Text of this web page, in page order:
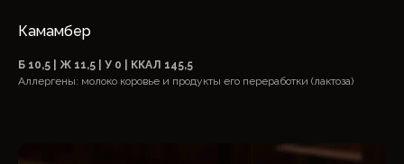
Камамбер
Б 10,5 | Ж 11,5 | У 0 | ККАЛ 145,5
Аллергены: молоко коровье и продукты его переработки (лактоза)